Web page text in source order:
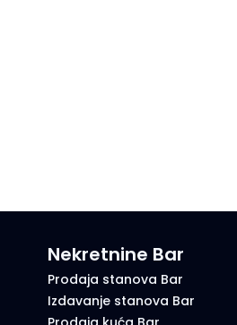
Nekretnine Bar
Prodaja stanova Bar
Izdavanje stanova Bar